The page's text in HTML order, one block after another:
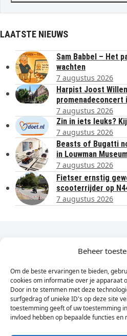
Beheer
Om de beste ervaringen te bieden,
cookies om informatie over je apparaat
Door in te stemmen met deze
surfgedrag of unieke ID's op deze site
toestemming geeft of uw toestemming
invloed hebben op bepaalde functies en
LAATSTE NIEUWS
Sam Babbel – Het
wachten
7 augustus 2026
Harpist Joost
promenadeconcert
7 augustus 2026
Zin in iets leuks?
7 augustus 2026
Beasts of Bugatti
in Louwman
7 augustus 2026
Fietser ernstig
scooterrijder op
7 augustus 2026
Dagelijks het laatste
Vul
hier
je
e-
mailadres
Sign